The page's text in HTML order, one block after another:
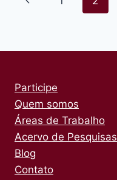
BICICLETA
Página
Participe
Quem somos
Áreas de Trabalho
Acervo de Pesquisas
Blog
Contato